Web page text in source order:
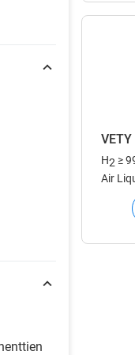
VETY
H2 ≥
Air
vetyä